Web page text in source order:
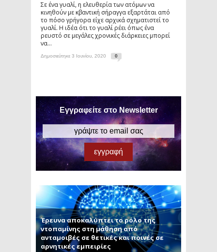
Σε ένα γυαλί, η ελευθερία των ατόμων να
κινηθούν με κβαντική σήραγγα εξαρτάται από
το πόσο γρήγορα είχε αρχικά σχηματιστεί το
γυαλί. Η ιδέα ότι το γυαλί ρέει όπως ένα
ρευστό σε μεγάλες χρονικές διάρκειες μπορεί
να...
Δημοσιεύτηκε 3 Ιουνίου, 2020 0
Εγγραφείτε στο Newsletter
Έρευνα αποκαλύπτει το ρόλο της
ντοπαμίνης στη μάθηση από
ανταμοιβές σε θετικές και ποινές σε
αρνητικές εμπειρίες